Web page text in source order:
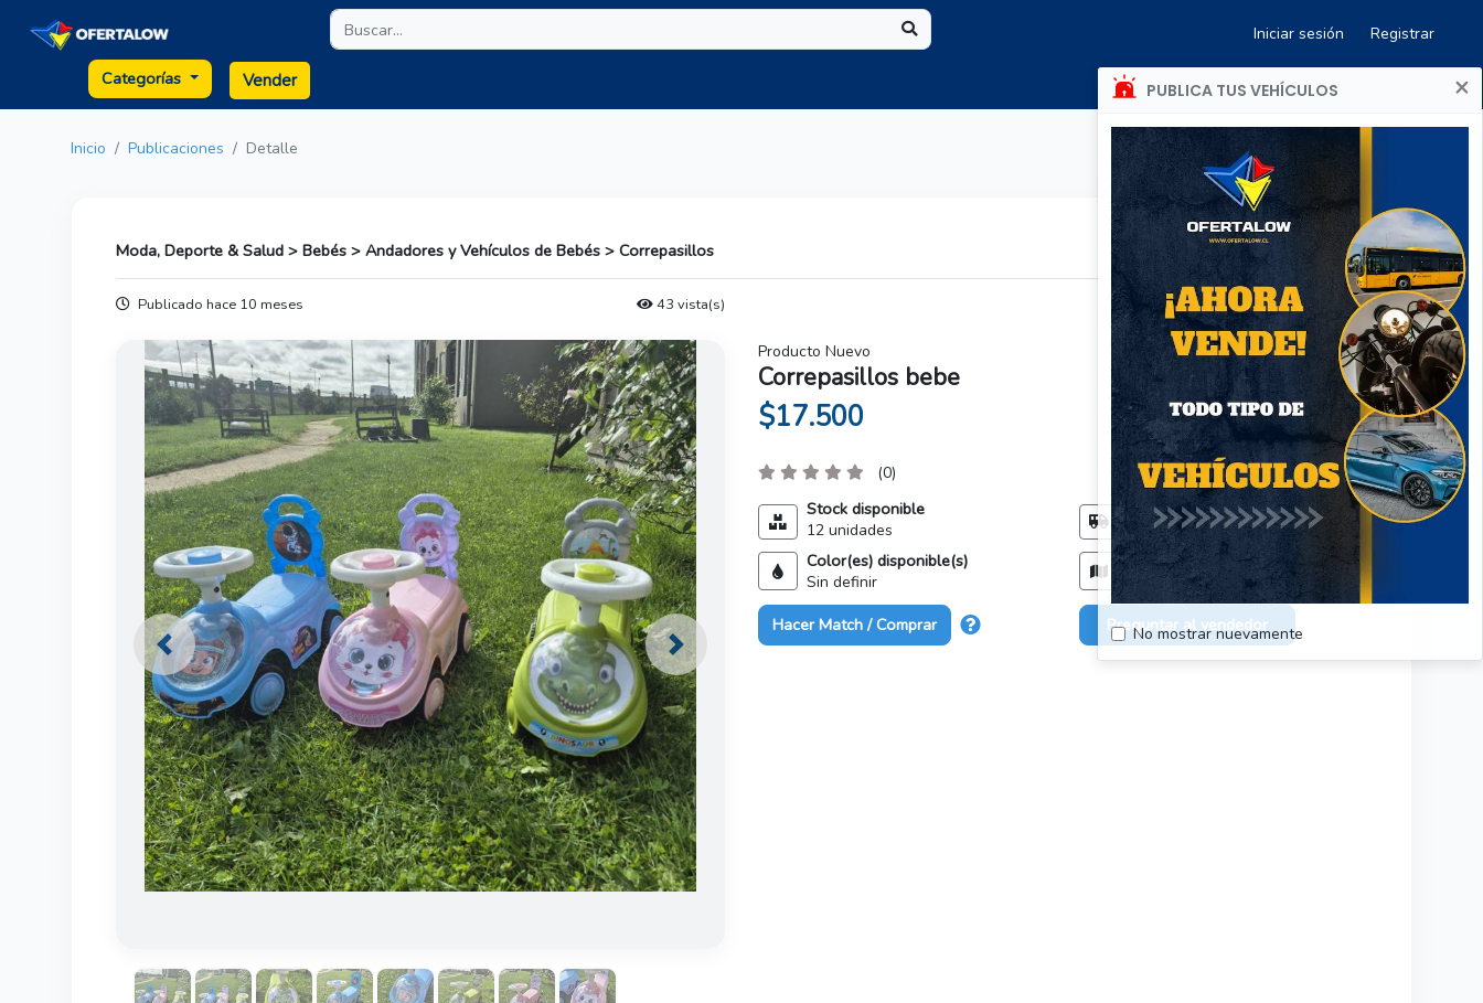
Iniciar sesión Registrar
Categorías Vender
Inicio Publicaciones Detalle
PUBLICA TUS VEHÍCULOS ×
No mostrar nuevamente
Moda, Deporte & Salud > Bebés > Andadores y Vehículos de Bebés > Correpasillos
Publicado hace 10 meses 43 vista(s)
Previous Next
Producto Nuevo
Correpasillos bebe
$17.500
(0)
Stock disponible
12 unidades
Método de entrega
Acordar con el comprador
Color(es) disponible(s)
Sin definir
Zonas de entrega
Solo en: Región del Biobio
Hacer Match / Comprar Preguntar al vendedor